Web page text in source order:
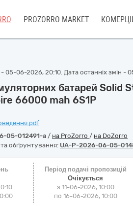
PROZORRO MARKET
05-06-2026, 20:10. Дата останніх змін -
батарей Solid
66000 mah 6S1P
05-012491-a / на ProZorro / на DoZorro
обґрунтування: UA-P-2026-06-05-
Період подачі пропозицій
Очікується
з 11-06-2026, 10:00
по 16-06-2026, 10:00